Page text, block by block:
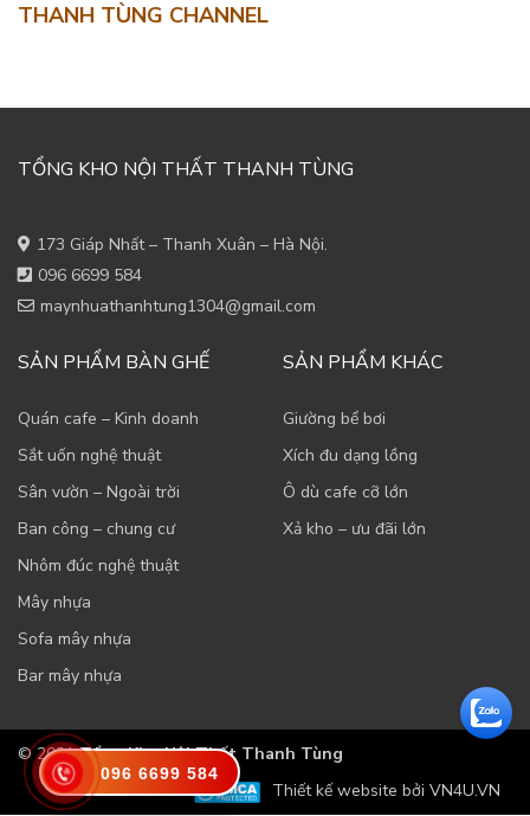
THANH TÙNG CHANNEL
TỔNG KHO NỘI THẤT THANH TÙNG
173 Giáp Nhất – Thanh Xuân – Hà Nội.
096 6699 584
maynhuathanhtung1304@gmail.com
SẢN PHẨM BÀN GHẾ
Quán cafe – Kinh doanh
Sắt uốn nghệ thuật
Sân vườn – Ngoài trời
Ban công – chung cư
Nhôm đúc nghệ thuật
Mây nhựa
Sofa mây nhựa
Bar mây nhựa
SẢN PHẨM KHÁC
Giường bể bơi
Xích đu dạng lồng
Ô dù cafe cỡ lớn
Xả kho – ưu đãi lớn
© 2021Tổng Kho Nội Thất Thanh Tùng
Thiết kế website bởi VN4U.VN
096 6699 584